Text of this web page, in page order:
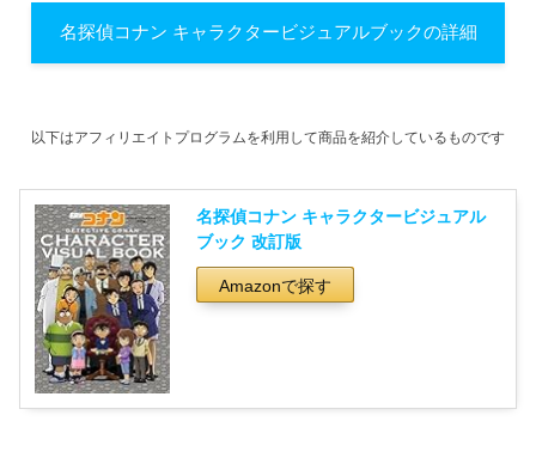
名探偵コナン キャラクタービジュアルブックの詳細
以下はアフィリエイトプログラムを利用して商品を紹介しているものです
名探偵コナン キャラクタービジュアル
ブック 改訂版
Amazonで探す